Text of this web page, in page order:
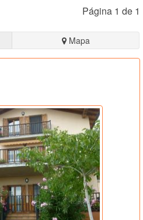
Página 1 de 1
Mapa